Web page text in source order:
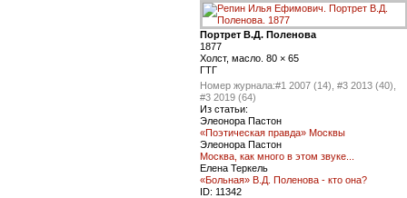
Портрет В.Д. Поленова
1877
Холст, масло. 80 × 65
ГТГ
Номер журнала:#1 2007 (14), #3 2013 (40),
#3 2019 (64)
Из статьи:
Элеонора Пастон
«Поэтическая правда» Москвы
Элеонора Пастон
Москва, как много в этом звуке...
Елена Теркель
«Больная» В.Д. Поленова - кто она?
ID: 11342